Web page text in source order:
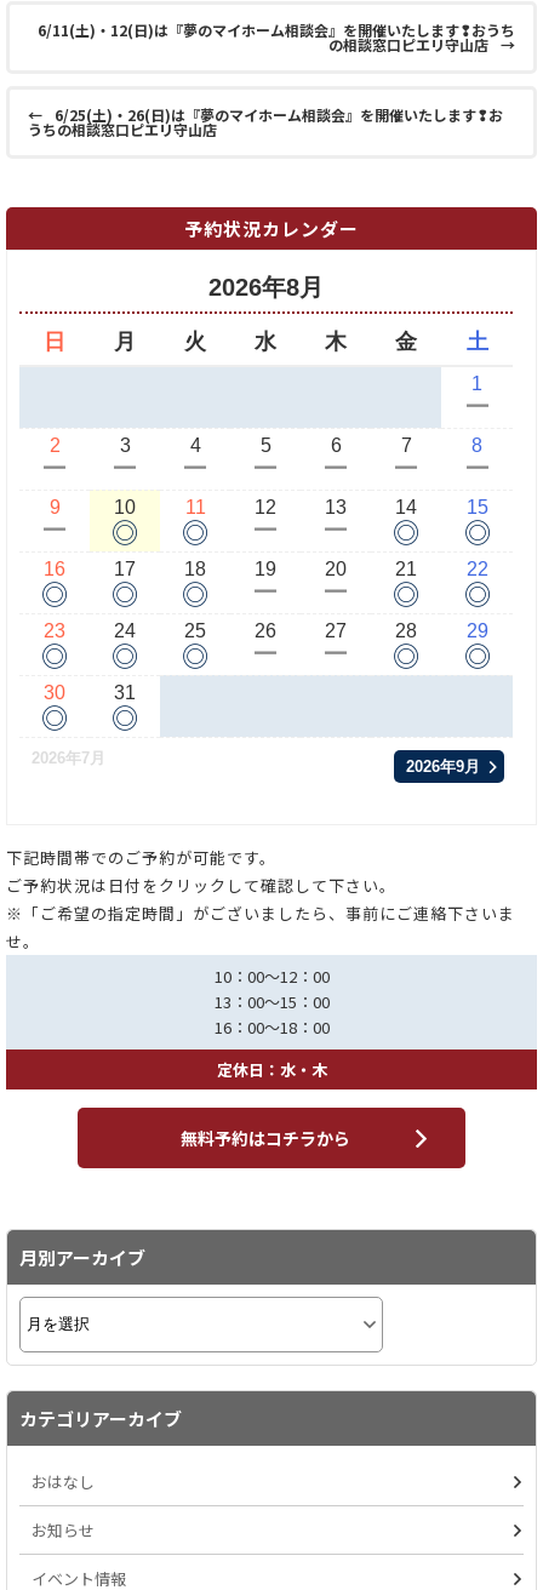
6/11(土)・12(日)は『夢のマイホーム相談会』を開催いたします❢おうち
の相談窓口ピエリ守山店 →
← 6/25(土)・26(日)は『夢のマイホーム相談会』を開催いたします❢お
うちの相談窓口ピエリ守山店
予約状況カレンダー
2026年8月
日 月 火 水 木 金 土
1
ー
2
ー
3
ー
4
ー
5
ー
6
ー
7
ー
8
ー
9
ー
10
◎
11
◎
12
ー
13
ー
14
◎
15
◎
16
◎
17
◎
18
◎
19
ー
20
ー
21
◎
22
◎
23
◎
24
◎
25
◎
26
ー
27
ー
28
◎
29
◎
30
◎
31
◎
2026年7月 2026年9月
下記時間帯でのご予約が可能です。
ご予約状況は日付をクリックして確認して下さい。
※「ご希望の指定時間」がございましたら、事前にご連絡下さいま
せ。
10：00～12：00
13：00～15：00
16：00～18：00
定休日：水・木
無料予約はコチラから
月別アーカイブ
カテゴリアーカイブ
おはなし
お知らせ
イベント情報